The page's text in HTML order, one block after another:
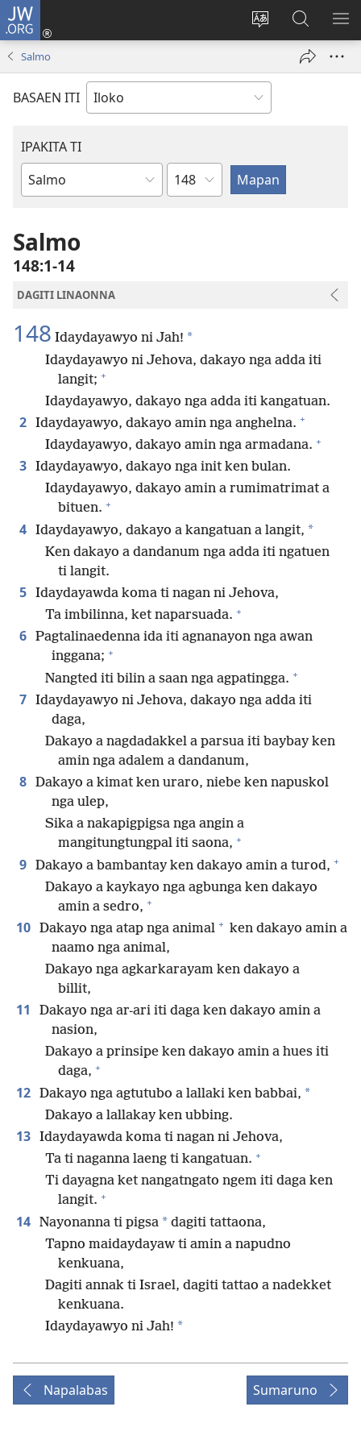
JW.ORG
Baliwan
lengguahe
ti
site
Ag-
log
(manglukat
iti
Agbirok
iti
JW.ORG
Salmo
BASAEN ITI
IPAKITA TI
Libro
Biblia
Kapitulo
Salmo
148:1-14
DAGITI LINAONNA
148 Idaydayawyo ni Jah! *
Idaydayawyo ni Jehova, dakayo nga adda iti
langit; +
Idaydayawyo, dakayo nga adda iti kangatuan.
2 Idaydayawyo, dakayo amin nga anghelna. +
Idaydayawyo, dakayo amin nga armadana. +
3 Idaydayawyo, dakayo nga init ken bulan.
Idaydayawyo, dakayo amin a rumimatrimat a
bituen. +
4 Idaydayawyo, dakayo a kangatuan a langit, *
Ken dakayo a dandanum nga adda iti ngatuen
ti langit.
5 Idaydayawda koma ti nagan ni Jehova,
Ta imbilinna, ket naparsuada. +
6 Pagtalinaedenna ida iti agnanayon nga awan
inggana; +
Nangted iti bilin a saan nga agpatingga. +
7 Idaydayawyo ni Jehova, dakayo nga adda iti
daga,
Dakayo a nagdadakkel a parsua iti baybay ken
amin nga adalem a dandanum,
8 Dakayo a kimat ken uraro, niebe ken napuskol
nga ulep,
Sika a nakapigpigsa nga angin a
mangitungtungpal iti saona, +
9 Dakayo a bambantay ken dakayo amin a turod, +
Dakayo a kaykayo nga agbunga ken dakayo
amin a sedro, +
10 Dakayo nga atap nga animal + ken dakayo amin a
naamo nga animal,
Dakayo nga agkarkarayam ken dakayo a
billit,
11
Dakayo nga ar-ari iti daga ken dakayo amin a
nasion,
Dakayo a prinsipe ken dakayo amin a hues iti
daga, +
12 Dakayo nga agtutubo a lallaki ken babbai, *
Dakayo a lallakay ken ubbing.
13 Idaydayawda koma ti nagan ni Jehova,
Ta ti naganna laeng ti kangatuan. +
Ti dayagna ket nangatngato ngem iti daga ken
langit. +
14 Nayonanna ti pigsa * dagiti tattaona,
Tapno maidaydayaw ti amin a napudno
kenkuana,
Dagiti annak ti Israel, dagiti tattao a nadekket
kenkuana.
Idaydayawyo ni Jah! *
Napalabas Sumaruno